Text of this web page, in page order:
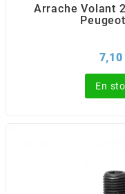
CHAMPION
Arrache Volant
7,10
En